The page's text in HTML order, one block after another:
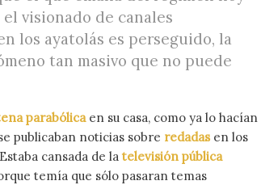
visionado de canales
los ayatolás es perseguido, la
tan masivo que no puede
parabólica en su casa, como ya lo hacían
publicaban noticias sobre redadas en los
cansada de la televisión pública
temía que sólo pasaran temas